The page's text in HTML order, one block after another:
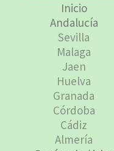
Inicio
Andalucía
Sevilla
Malaga
Jaen
Huelva
Granada
Córdoba
Cádiz
Almería